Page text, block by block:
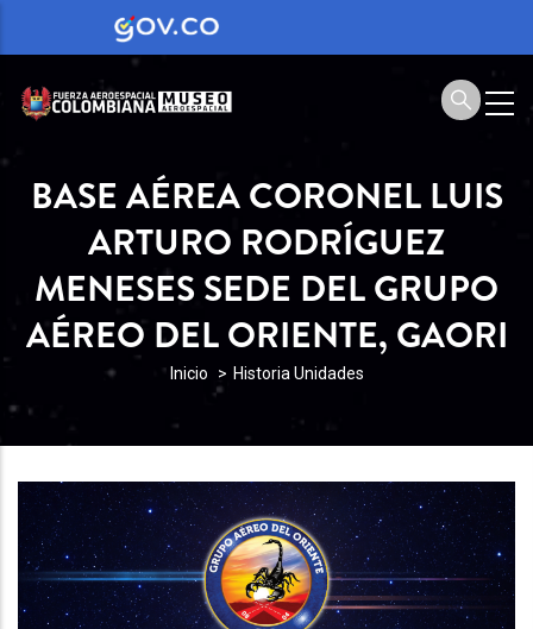
BASE AÉREA CORONEL LUIS
ARTURO RODRÍGUEZ
MENESES SEDE DEL GRUPO
AÉREO DEL ORIENTE, GAORI
SOBRESCRIBIR
ENLACES
DE
AYUDA
A
LA
NAVEGACIÓN
Inicio Historia Unidades